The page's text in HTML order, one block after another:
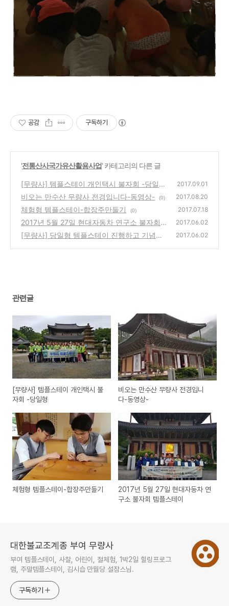
공감 구독하기
'전통산사국가유산활용사업' 카테고리의 다른 글
[무량사] 템플스테이 개인택시 불자회 -당일형
(0)
2017.09.01
비오는 만수산 무량사 전경입니다-동영상- (0) 2017.08.20
체험형 템플스테이-합장주만들기 (0) 2017.07.18
2017년 5월 27일 현대자동차 연구소 불자회
템플스테이
(0)
2017.06.02
[무량사] 당일형 템플스테이 진행하고 기념사
2017.06.02
관련글
[무량사] 템플스테이 개인택시 불
자회 -당일형
비오는 만수산 무량사 전경입니
다-동영상-
체험형 템플스테이-합장주만들기
2017년 5월 27일 현대자동차 연
구소 불자회 템플스테이
대한불교조계종 부여 무량사
부여 템플스테이, 사찰, 어린이, 절체험, 1박2일 힐링프로그
램, 주말템플스테이, 김시습 만월당 설잠스님.
구독하기